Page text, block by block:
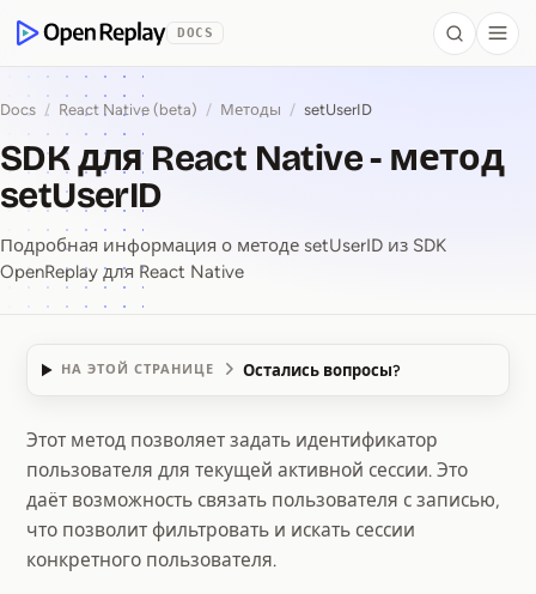
OpenReplay
DOCS Search
Docs / React Native (beta) / Методы / setUserID
SDK для React Native - метод
setUserID
Подробная информация о методе setUserID из SDK
OpenReplay для React Native
НА ЭТОЙ СТРАНИЦЕ Остались вопросы?
SDK для React
Этот метод позволяет задать идентификатор
пользователя для текущей активной сессии. Это
даёт возможность связать пользователя с записью,
что позволит фильтровать и искать сессии
конкретного пользователя.